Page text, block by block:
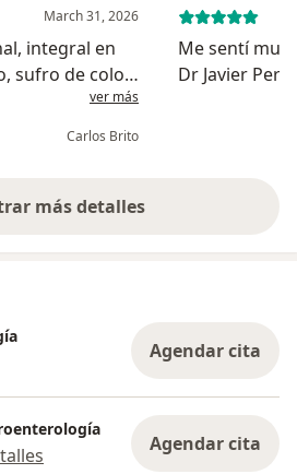
March 31, 2026
integral en
sufro de colon
manejo que me
mejor, lo
ver más
Carlos Brito
Me sentí muy
Dr Javier Perez. Es un
más detalles
sobre la experiencia
Agendar cita
Agendar cita